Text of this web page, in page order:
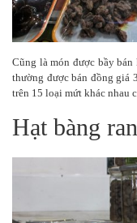
Cũng là món được bầy
thường được bán đồng giá
trên 15 loại mứt khác nhau
Hạt bàng